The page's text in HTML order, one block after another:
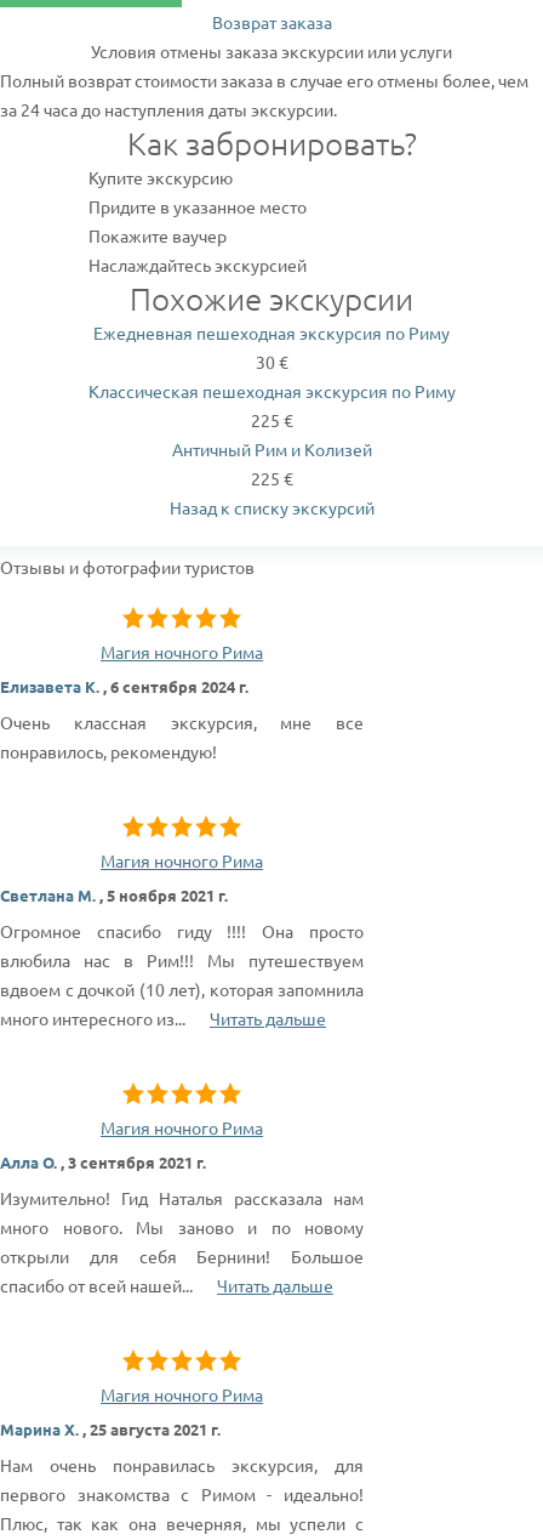
Возврат заказа
Условия отмены заказа экскурсии или услуги
Полный возврат стоимости заказа в случае его отмены более, чем
за 24 часа до наступления даты экскурсии.
Как забронировать?
Купите экскурсию
Придите в указанное место
Покажите ваучер
Наслаждайтесь экскурсией
Похожие экскурсии
Ежедневная пешеходная экскурсия по Риму
30 €
Классическая пешеходная экскурсия по Риму
225 €
Античный Рим и Колизей
225 €
Назад к списку экскурсий
Отзывы и фотографии туристов
Магия ночного Рима
Елизавета К.,6 сентября 2024 г.
Очень классная экскурсия, мне все
понравилось, рекомендую!
Магия ночного Рима
Светлана М.,5 ноября 2021 г.
Огромное спасибо гиду !!!! Она просто
влюбила нас в Рим!!! Мы путешествуем
вдвоем с дочкой (10 лет), которая запомнила
много интересного из... Читать дальше
Магия ночного Рима
Алла О.,3 сентября 2021 г.
Изумительно! Гид Наталья рассказала нам
много нового. Мы заново и по новому
открыли для себя Бернини! Большое
спасибо от всей нашей... Читать дальше
Магия ночного Рима
Марина Х.,25 августа 2021 г.
Нам очень понравилась экскурсия, для
первого знакомства с Римом - идеально!
Плюс, так как она вечерняя, мы успели с